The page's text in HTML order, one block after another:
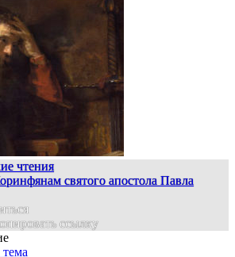
чтения
святого апостола Павла